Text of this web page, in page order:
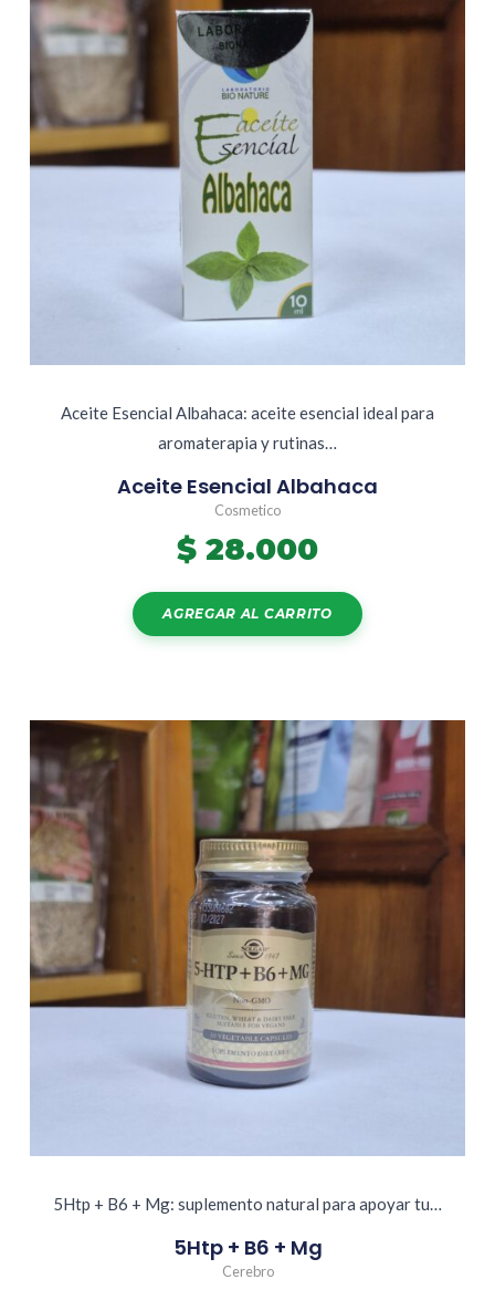
Aceite Esencial Albahaca: aceite esencial ideal para
aromaterapia y rutinas…
Aceite Esencial Albahaca
Cosmetico
$ 28.000
AGREGAR AL CARRITO
5Htp + B6 + Mg: suplemento natural para apoyar tu…
5Htp + B6 + Mg
Cerebro